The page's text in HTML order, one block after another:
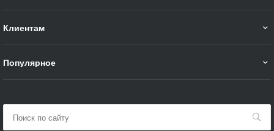
Клиентам
Популярное